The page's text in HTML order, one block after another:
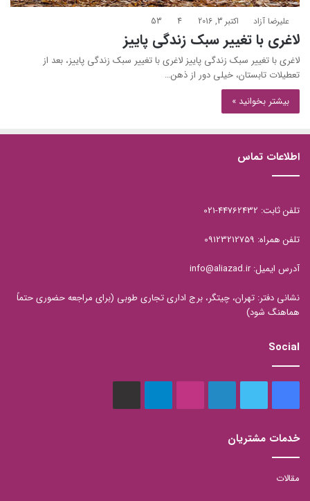
علیرضا آزاد اکتبر 3, 2016 4
53
لاغری با تغییر سبک زندگی پاییز
لاغری با تغییر سبک زندگی پاییز لاغری با تغییر سبک زندگی پاییز، بعد از
تعطیلات تابستان، خیلی دور از ذهن…
بیشتر بخوانید »
اطلاعات تماس
تلفن ثابت: 44762432-021
تلفن همراه: 09123212759
آدرس ایمیل: info@aliazad.ir
نشانی دفتر: تهران، چیتگر، برج اداری تجاری طوبی (برای مراجعه حضوری حتماً
هماهنگ شود)
Social
خدمات مشتریان
مقالات